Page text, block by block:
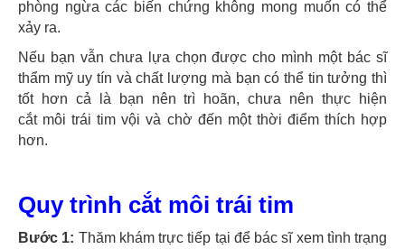
phòng ngừa các biến chứng không mong muốn có thể
xảy ra.
Nếu bạn vẫn chưa lựa chọn được cho mình một bác sĩ
thẩm mỹ uy tín và chất lượng mà bạn có thể tin tưởng thì
tốt hơn cả là bạn nên trì hoãn, chưa nên thực hiện
cắt môi trái tim vội và chờ đến một thời điểm thích hợp
hơn.
Quy trình cắt môi trái tim
Bước 1: Thăm khám trực tiếp tại để bác sĩ xem tình trạng